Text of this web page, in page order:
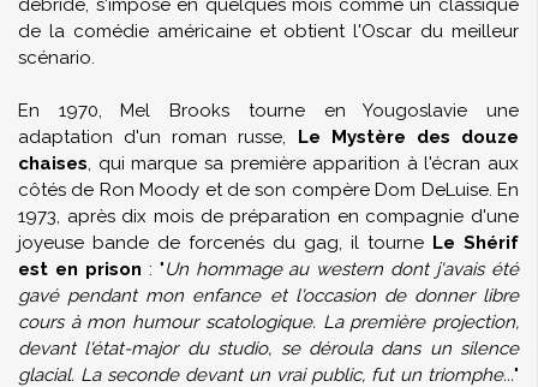
débridé, s'impose en quelques mois comme un classique
de la comédie américaine et obtient l'Oscar du meilleur
scénario.
En 1970, Mel Brooks tourne en Yougoslavie une
adaptation d'un roman russe, Le Mystère des douze
chaises, qui marque sa première apparition à l'écran aux
côtés de Ron Moody et de son compère Dom DeLuise. En
1973, après dix mois de préparation en compagnie d'une
joyeuse bande de forcenés du gag, il tourne Le Shérif
est en prison : "Un hommage au western dont j'avais été
gavé pendant mon enfance et l'occasion de donner libre
cours à mon humour scatologique. La première projection,
devant l'état-major du studio, se déroula dans un silence
glacial. La seconde devant un vrai public, fut un triomphe..."